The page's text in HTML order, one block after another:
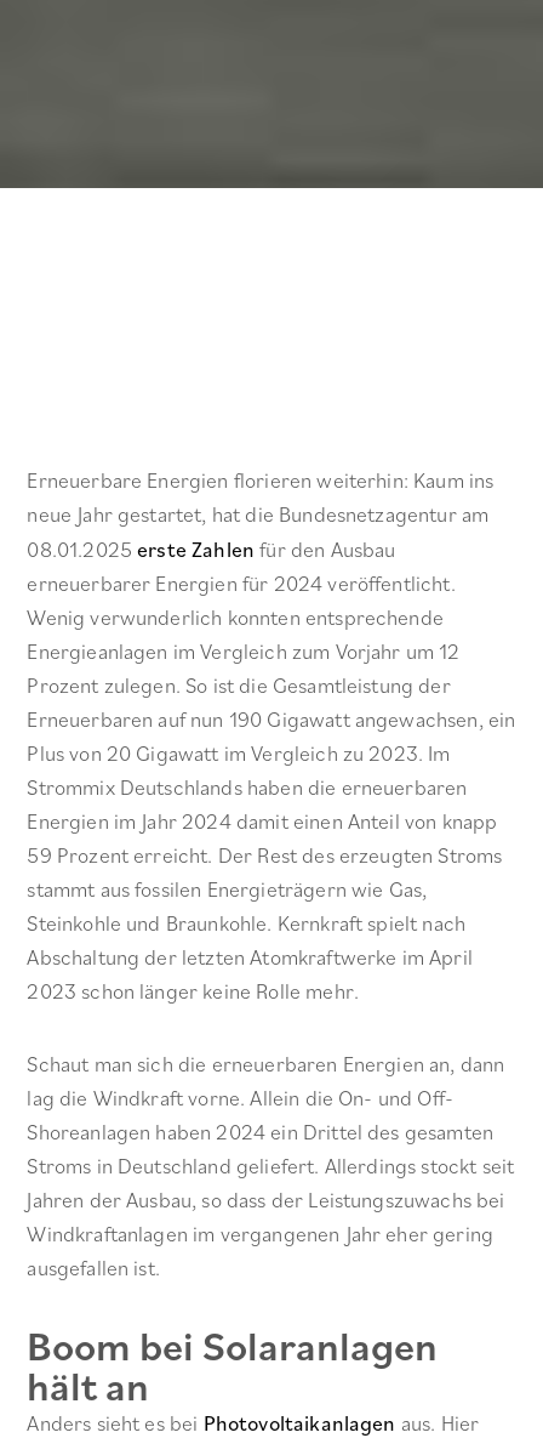
Erneuerbare Energien florieren weiterhin: Kaum ins
neue Jahr gestartet, hat die Bundesnetzagentur am
08.01.2025erste Zahlen für den Ausbau
erneuerbarer Energien für 2024 veröffentlicht.
Wenig verwunderlich konnten entsprechende
Energieanlagen im Vergleich zum Vorjahr um 12
Prozent zulegen. So ist die Gesamtleistung der
Erneuerbaren auf nun 190 Gigawatt angewachsen, ein
Plus von 20 Gigawatt im Vergleich zu 2023. Im
Strommix Deutschlands haben die erneuerbaren
Energien im Jahr 2024 damit einen Anteil von knapp
59 Prozent erreicht. Der Rest des erzeugten Stroms
stammt aus fossilen Energieträgern wie Gas,
Steinkohle und Braunkohle. Kernkraft spielt nach
Abschaltung der letzten Atomkraftwerke im April
2023 schon länger keine Rolle mehr.
Schaut man sich die erneuerbaren Energien an, dann
lag die Windkraft vorne. Allein die On- und Off-
Shoreanlagen haben 2024 ein Drittel des gesamten
Stroms in Deutschland geliefert. Allerdings stockt seit
Jahren der Ausbau, so dass der Leistungszuwachs bei
Windkraftanlagen im vergangenen Jahr eher gering
ausgefallen ist.
Boom bei Solaranlagen
hält an
Anders sieht es bei Photovoltaikanlagen aus. Hier